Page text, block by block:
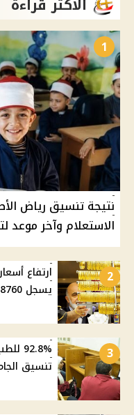
1
نتيجة تنسيق رياض
الاستعلام وآخر موعد
2
ارتفاع
يسجل 48760 جنيهًا وعيار 21 بمستوي جديد
3
تنسيق الجامعات 2026 وأماكن